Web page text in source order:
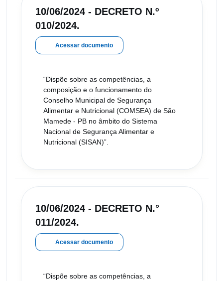
10/06/2024 - DECRETO N.º
010/2024.
Acessar documento
“Dispõe sobre as competências, a
composição e o funcionamento do
Conselho Municipal de Segurança
Alimentar e Nutricional (COMSEA) de São
Mamede - PB no âmbito do Sistema
Nacional de Segurança Alimentar e
Nutricional (SISAN)”.
10/06/2024 - DECRETO N.°
011/2024.
Acessar documento
“Dispõe sobre as competências, a